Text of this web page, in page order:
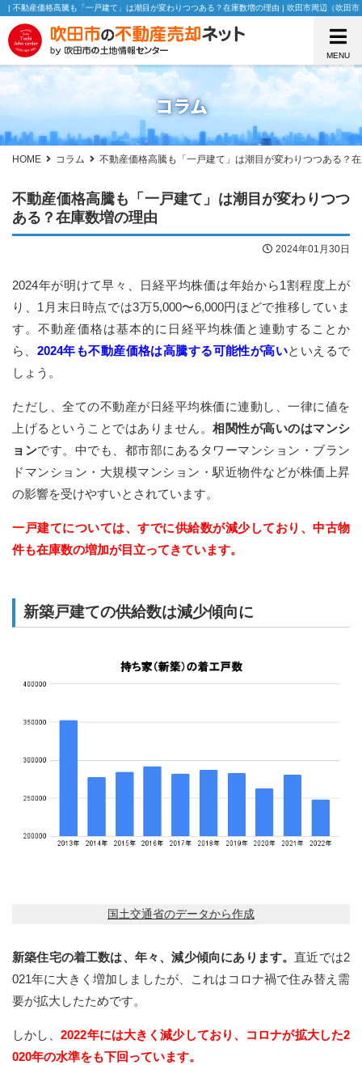
| 不動産価格高騰も「一戸建て」は潮目が変わりつつある？在庫数増の理由 | 吹田市周辺（吹田
MENU
コラム
HOME コラム 不動産価格高騰も「一戸建て」は潮目が変わりつつある？
不動産価格高騰も「一戸建て」は潮目が変わりつつ
ある？在庫数増の理由
2024年01月30日
2024年が明けて早々、日経平均株価は年始から1割程度上が
り、1月末日時点では3万5,000〜6,000円ほどで推移していま
す。不動産価格は基本的に日経平均株価と連動することか
ら、 2024年も不動産価格は高騰する可能性が高いといえるで
しょう。
ただし、全ての不動産が日経平均株価に連動し、一律に値を
上げるということではありません。 相関性が高いのはマンシ
ョンです。中でも、都市部にあるタワーマンション・ブラン
ドマンション・大規模マンション・駅近物件などが株価上昇
の影響を受けやすいとされています。
一戸建てについては、すでに供給数が減少しており、中古物
件も在庫数の増加が目立ってきています。
新築戸建ての供給数は減少傾向に
国土交通省のデータから作成
新築住宅の着工数は、年々、減少傾向にあります。直近では2
021年に大きく増加しましたが、これはコロナ禍で住み替え需
要が拡大したためです。
しかし、2022年には大きく減少しており、コロナが拡大した2
020年の水準をも下回っています。